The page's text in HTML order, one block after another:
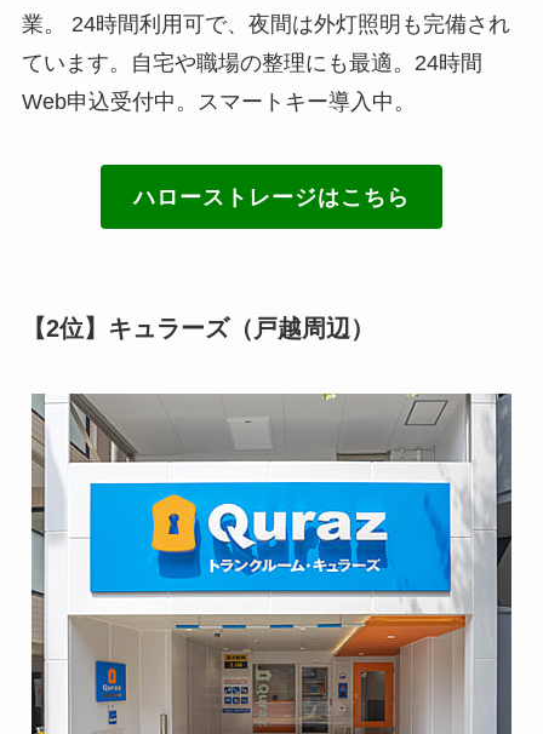
業。 24時間利用可で、夜間は外灯照明も完備され
ています。自宅や職場の整理にも最適。24時間
Web申込受付中。スマートキー導入中。
ハローストレージはこちら
【2位】キュラーズ（戸越周辺）